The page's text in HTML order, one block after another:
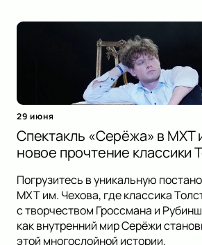
29 июня
Спектакль «Серёжа» в МХТ
новое прочтение классики
Погрузитесь в уникальную
МХТ им. Чехова, где классика
с творчеством Гроссмана и
как внутренний мир Серёжи
этой многослойной истории.